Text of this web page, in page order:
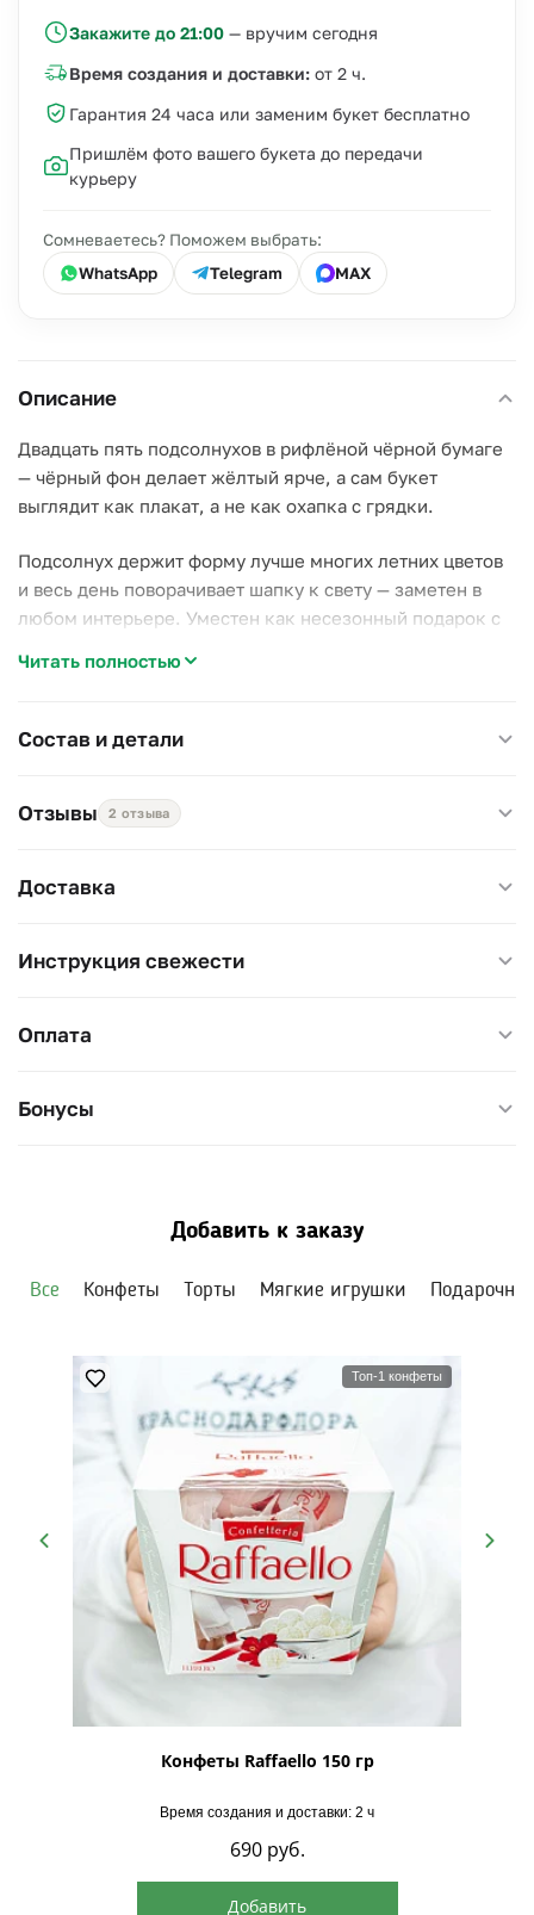
Закажите до 21:00 — вручим сегодня
Время создания и доставки: от 2 ч.
Гарантия 24 часа или заменим букет бесплатно
Пришлём фото вашего букета до передачи
курьеру
Сомневаетесь? Поможем выбрать:
WhatsApp
Telegram MAX
Описание
Двадцать пять подсолнухов в рифлёной чёрной бумаге
— чёрный фон делает жёлтый ярче, а сам букет
выглядит как плакат, а не как охапка с грядки.
Подсолнух держит форму лучше многих летних цветов
и весь день поворачивает шапку к свету — заметен в
любом интерьере. Уместен как несезонный подарок с
срезом. Диаметр 35 см, высота 40–50 см.
Читать полностью
Состав и детали
Отзывы 2 отзыва
Доставка
Инструкция свежести
Оплата
Бонусы
Добавить к заказу
Все Конфеты Торты Мягкие игрушки
Топ-1 конфеты
Конфеты Raffaello 150 гр
Время создания и доставки: 2 ч
690 руб.
Добавить